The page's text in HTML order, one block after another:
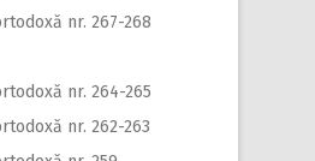
nr. 267-268
nr. 264-265
nr. 262-263